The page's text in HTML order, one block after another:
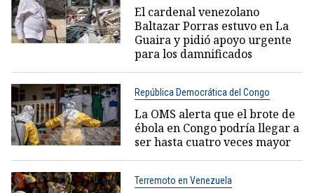
El cardenal venezolano
Baltazar Porras estuvo en La
Guaira y pidió apoyo urgente
para los damnificados
República Democrática del Congo
La OMS alerta que el brote de
ébola en Congo podría llegar a
ser hasta cuatro veces mayor
Terremoto en Venezuela